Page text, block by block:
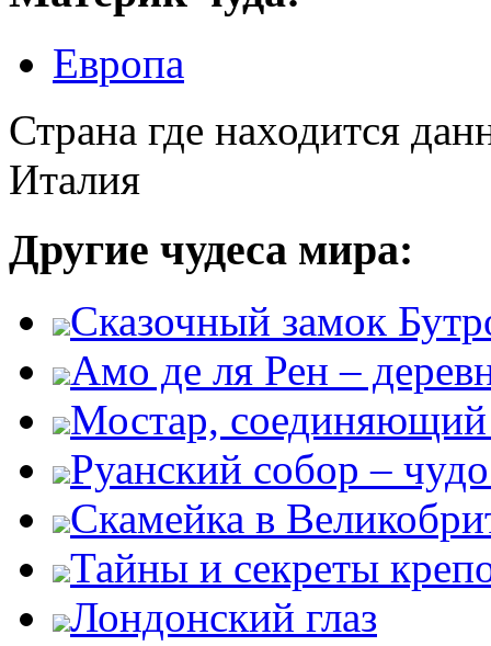
Европа
Страна где находится
Италия
Другие чудеса мира:
Сказочный замок
Амо де ля Рен –
Мостар, соединяющий
Руанский собор –
Скамейка в
Тайны и секреты
Лондонский глаз